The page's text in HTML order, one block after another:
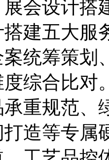
会设计搭
建五大服
统筹策划
综合比对
重规范、
造等专属